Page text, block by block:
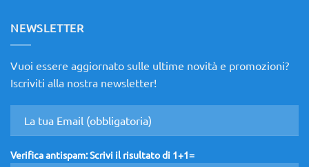
ATTENZIONE
“Ready
di
Design
che
aspetta!
NEWSLETTER
Vuoi essere aggiornato sulle ultime novità e promozioni?
Iscriviti alla nostra newsletter!
Verifica antispam: Scrivi il risultato di 1+1=